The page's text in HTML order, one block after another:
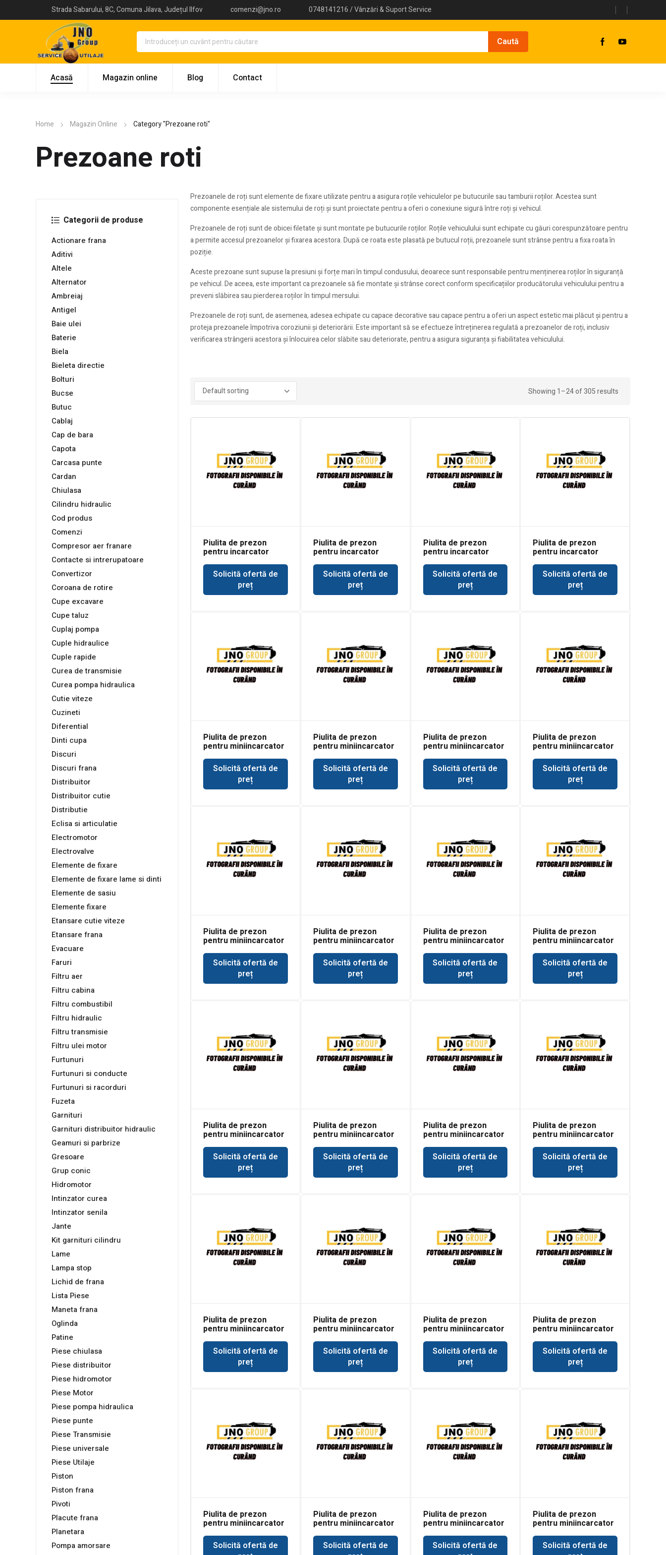
Strada Sabarului, 8C, Comuna Jilava, Județul Ilfov comenzi@jno.ro 0748141216 / Vânzări & Suport Service
Acasă Magazin online Blog Contact
Home Magazin Online Category "Prezoane roti"
Prezoane roti
Categorii de produse
Actionare frana
Aditivi
Altele
Alternator
Ambreiaj
Antigel
Baie ulei
Baterie
Biela
Bieleta directie
Bolturi
Bucse
Butuc
Cablaj
Cap de bara
Capota
Carcasa punte
Cardan
Chiulasa
Cilindru hidraulic
Cod produs
Comenzi
Compresor aer franare
Contacte si intrerupatoare
Convertizor
Coroana de rotire
Cupe excavare
Cupe taluz
Cuplaj pompa
Cuple hidraulice
Cuple rapide
Curea de transmisie
Curea pompa hidraulica
Cutie viteze
Cuzineti
Diferential
Dinti cupa
Discuri
Discuri frana
Distribuitor
Distribuitor cutie
Distributie
Eclisa si articulatie
Electromotor
Electrovalve
Elemente de fixare
Elemente de fixare lame si dinti
Elemente de sasiu
Elemente fixare
Etansare cutie viteze
Etansare frana
Evacuare
Faruri
Filtru aer
Filtru cabina
Filtru combustibil
Filtru hidraulic
Filtru transmisie
Filtru ulei motor
Furtunuri
Furtunuri si conducte
Furtunuri si racorduri
Fuzeta
Garnituri
Garnituri distribuitor hidraulic
Geamuri si parbrize
Gresoare
Grup conic
Hidromotor
Intinzator curea
Intinzator senila
Jante
Kit garnituri cilindru
Lame
Lampa stop
Lichid de frana
Lista Piese
Maneta frana
Oglinda
Patine
Piese chiulasa
Piese distribuitor
Piese hidromotor
Piese Motor
Piese pompa hidraulica
Piese punte
Piese Transmisie
Piese universale
Piese Utilaje
Piston
Piston frana
Pivoti
Placute frana
Planetara
Pompa amorsare
Prezoanele de roți sunt elemente de fixare utilizate pentru a asigura roțile vehiculelor pe butucurile sau tamburii roților. Acestea sunt
componente esențiale ale sistemului de roți și sunt proiectate pentru a oferi o conexiune sigură între roți și vehicul.
Prezoanele de roți sunt de obicei filetate și sunt montate pe butucurile roților. Roțile vehiculului sunt echipate cu găuri corespunzătoare pentru
a permite accesul prezoanelor și fixarea acestora. După ce roata este plasată pe butucul roții, prezoanele sunt strânse pentru a fixa roata în
poziție.
Aceste prezoane sunt supuse la presiuni și forțe mari în timpul condusului, deoarece sunt responsabile pentru menținerea roților în siguranță
pe vehicul. De aceea, este important ca prezoanele să fie montate și strânse corect conform specificațiilor producătorului vehiculului pentru a
preveni slăbirea sau pierderea roților în timpul mersului.
Prezoanele de roți sunt, de asemenea, adesea echipate cu capace decorative sau capace pentru a oferi un aspect estetic mai plăcut și pentru a
proteja prezoanele împotriva coroziunii și deteriorării. Este important să se efectueze întreținerea regulată a prezoanelor de roți, inclusiv
verificarea strângerii acestora și înlocuirea celor slăbite sau deteriorate, pentru a asigura siguranța și fiabilitatea vehiculului.
Showing 1–24 of 305 results
Piulita de prezon
pentru incarcator
Solicită ofertă de
preț
Piulita de prezon
pentru incarcator
Solicită ofertă de
preț
Piulita de prezon
pentru incarcator
Solicită ofertă de
preț
Piulita de prezon
pentru incarcator
Solicită ofertă de
preț
Piulita de prezon
pentru miniincarcator
Solicită ofertă de
preț
Piulita de prezon
pentru miniincarcator
Solicită ofertă de
preț
Piulita de prezon
pentru miniincarcator
Solicită ofertă de
preț
Piulita de prezon
pentru miniincarcator
Solicită ofertă de
preț
Piulita de prezon
pentru miniincarcator
Solicită ofertă de
preț
Piulita de prezon
pentru miniincarcator
Solicită ofertă de
preț
Piulita de prezon
pentru miniincarcator
Solicită ofertă de
preț
Piulita de prezon
pentru miniincarcator
Solicită ofertă de
preț
Piulita de prezon
pentru miniincarcator
Solicită ofertă de
preț
Piulita de prezon
pentru miniincarcator
Solicită ofertă de
preț
Piulita de prezon
pentru miniincarcator
Solicită ofertă de
preț
Piulita de prezon
pentru miniincarcator
Solicită ofertă de
preț
Piulita de prezon
pentru miniincarcator
Solicită ofertă de
preț
Piulita de prezon
pentru miniincarcator
Solicită ofertă de
preț
Piulita de prezon
pentru miniincarcator
Solicită ofertă de
preț
Piulita de prezon
pentru miniincarcator
Solicită ofertă de
preț
Piulita de prezon
pentru miniincarcator
Solicită ofertă de
Piulita de prezon
pentru miniincarcator
Solicită ofertă de
Piulita de prezon
pentru miniincarcator
Solicită ofertă de
Piulita de prezon
pentru miniincarcator
Solicită ofertă de